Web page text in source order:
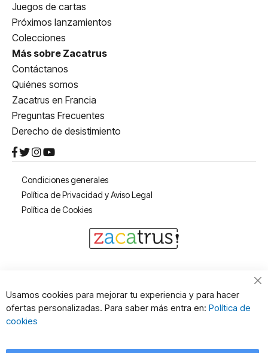
Juegos de cartas
Próximos lanzamientos
Colecciones
Más sobre Zacatrus
Contáctanos
Quiénes somos
Zacatrus en Francia
Preguntas Frecuentes
Derecho de desistimiento
Condiciones generales
Política de Privacidad y Aviso Legal
Política de Cookies
Usamos cookies para mejorar tu experiencia y para hacer
ofertas personalizadas. Para saber más entra en: Política de
cookies